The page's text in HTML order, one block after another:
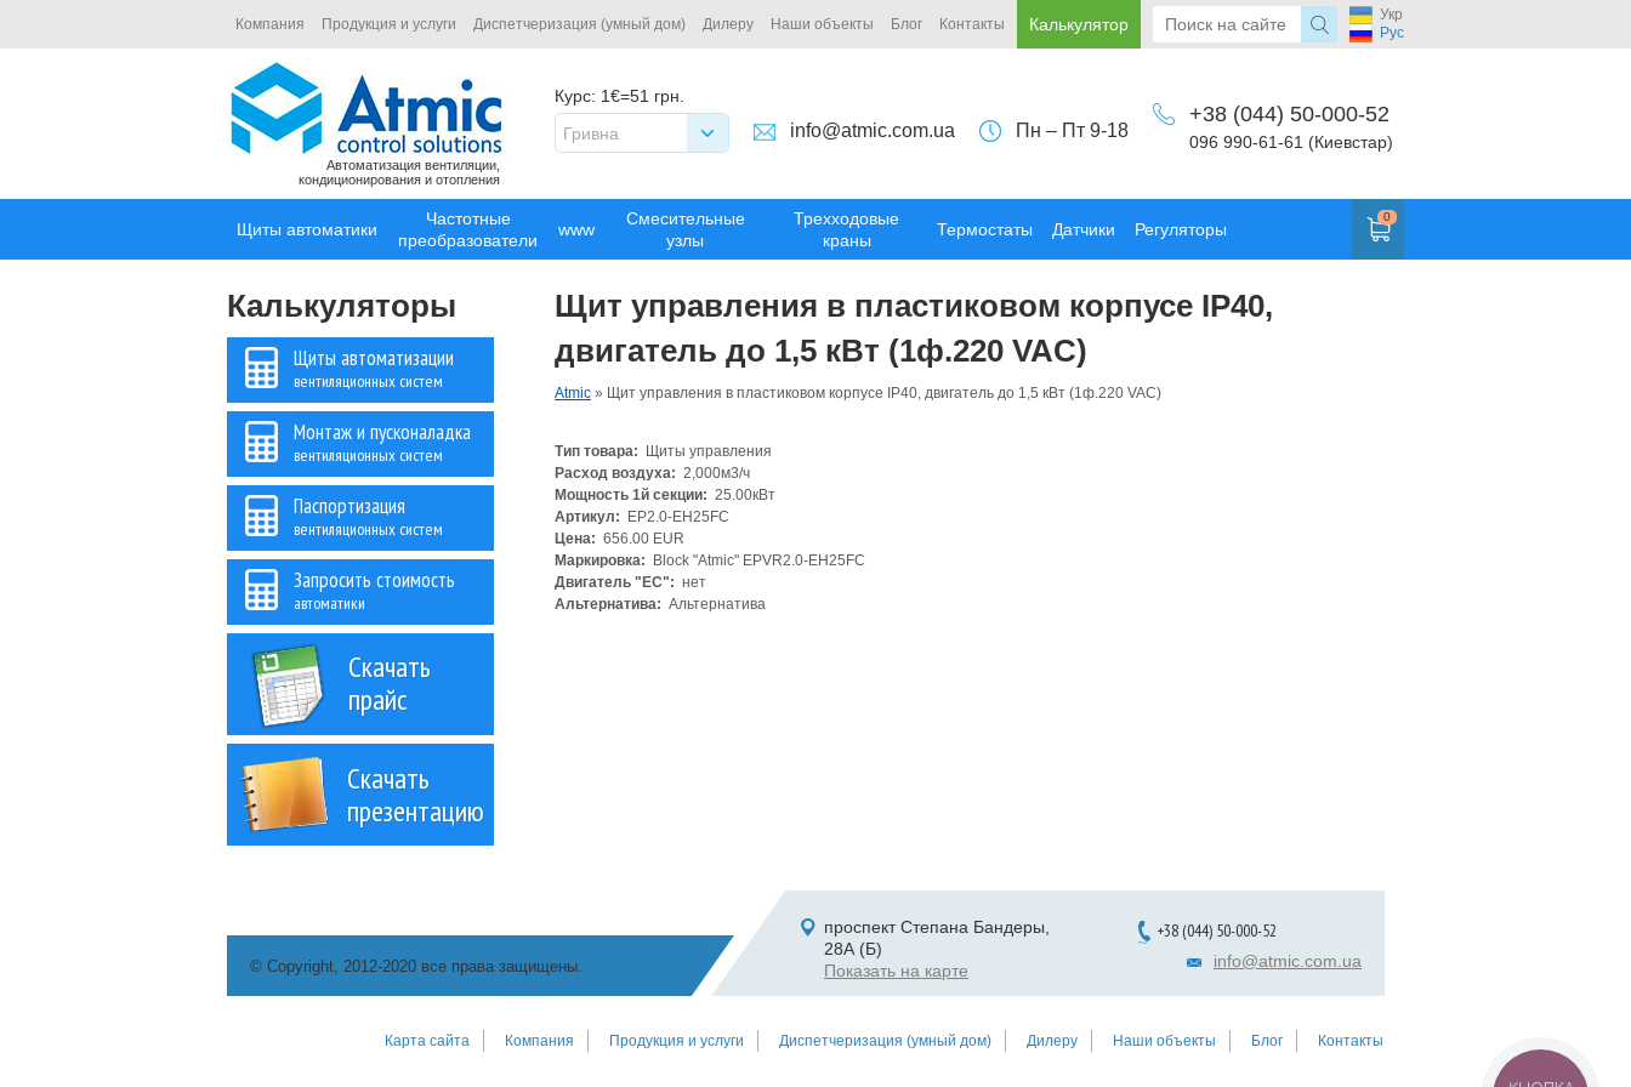
Компания Продукция и услуги Диспетчеризация (умный дом) Дилеру Наши объекты Блог Контакты Калькулятор
Укр
Рус
Автоматизация вентиляции,
кондиционирования и отопления
Курс: 1€=51 грн.
Гривна
info@atmic.com.ua Пн – Пт 9-18
+38 (044) 50-000-52
096 990-61-61 (Киевстар)
Щиты автоматики
Частотные
преобразователи
www
Смесительные
узлы
Трехходовые
краны
Термостаты Датчики Регуляторы
0
Щит управления в пластиковом корпусе IP40,
двигатель до 1,5 кВт (1ф.220 VAC)
Atmic » Щит управления в пластиковом корпусе IP40, двигатель до 1,5 кВт (1ф.220 VAC)
Тип товара:
Щиты управления
Расход воздуха: 2,000м3/ч
Мощность 1й секции: 25.00кВт
Артикул:
EP2.0-EH25FC
Цена: 656.00 EUR
Маркировка:
Block "Atmic" EPVR2.0-EH25FC
Двигатель "ЕС": нет
Альтернатива: Альтернатива
Калькуляторы
Щиты автоматизации
вентиляционных систем
Монтаж и пусконаладка
вентиляционных систем
Паспортизация
вентиляционных систем
Запросить стоимость
автоматики
Скачать
прайс
Скачать
презентацию
© Copyright, 2012-2020 все права защищены.
проспект Степана Бандеры,
28А (Б)
Показать на карте
+38 (044) 50-000-52
info@atmic.com.ua
Карта сайта Компания Продукция и услуги Диспетчеризация (умный дом) Дилеру Наши объекты Блог Контакты